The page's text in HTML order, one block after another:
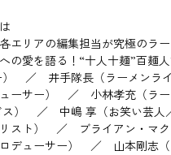
エリアの編集担当が究極のラ
の愛を語る！“十人十麺”百麺
／ 井手隊長（ラーメンライ
ーサー） ／ 小林孝充（ラー
） ／ 中嶋 享（お笑い芸人
スト） ／ ブライアン・マク
デューサー） ／ 山本剛志（